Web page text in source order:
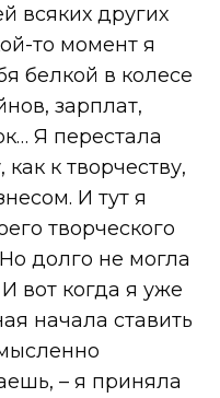
всяких других
то момент я
белкой в колесе
зарплат,
Я перестала
к творчеству,
И тут я
творческого
долго не могла
вот когда я уже
начала ставить
– я приняла